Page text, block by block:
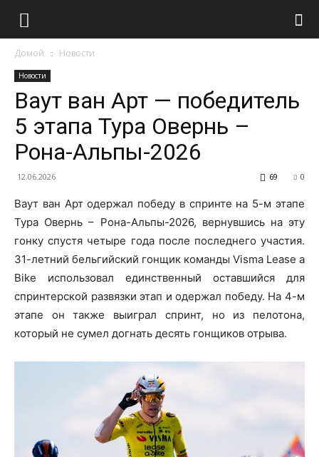
Домой Новости
Новости
Ваут ван Арт — победитель
5 этапа Тура Овернь –
Рона-Альпы-2026
12.06.2026 0
69
Ваут ван Арт одержал победу в спринте на 5-м этапе
Тура Овернь – Рона-Альпы-2026, вернувшись на эту
гонку спустя четыре года после последнего участия.
31-летний бельгийский гонщик команды Visma Lease a
Bike использовал единственный оставшийся для
спринтерской развязки этап и одержал победу. На 4-м
этапе он также выиграл спринт, но из пелотона,
который не сумел догнать десять гонщиков отрыва.